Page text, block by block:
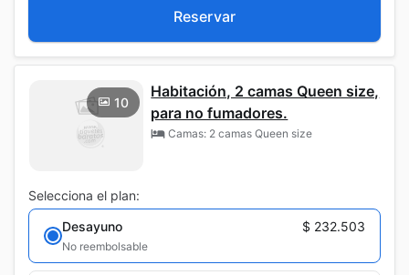
Reservar
10
Habitación, 2 camas Queen size,
para no fumadores.
Camas: 2 camas Queen size
Selecciona el plan:
Desayuno
$ 232.503
No reembolsable